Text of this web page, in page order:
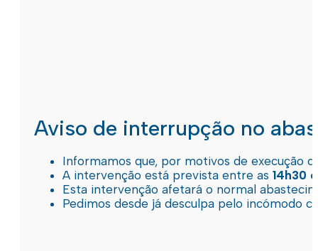
Aviso de interrupção no
Informamos que, por motivos de execução
A intervenção está prevista entre as 14h30
Esta intervenção afetará o normal
Pedimos desde já desculpa pelo incómodo